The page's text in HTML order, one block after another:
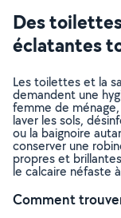
Des
éclatantes
Les toilettes et la
demandent une
femme de
laver les sols,
ou la baignoire
conserver une
propres et
le calcaire néfaste
Comment